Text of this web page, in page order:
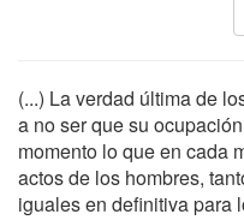
(...) La verdad última de
a no ser que su
momento lo que en cada
actos de los hombres,
iguales en definitiva para